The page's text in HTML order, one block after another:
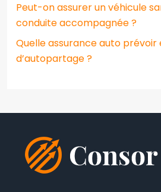
Peut-on assurer un véhicule
conduite accompagnée ?
Quelle assurance auto prévoir
d’autopartage ?